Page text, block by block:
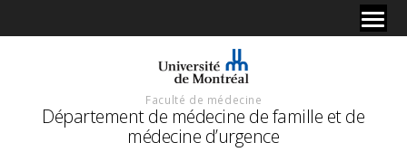
Faculté de médecine
Département de médecine de famille et de
médecine d’urgence